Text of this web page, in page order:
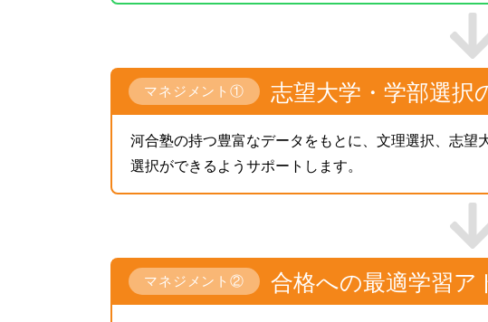
マネジメント① 志望大学・学部選択
河合塾の持つ豊富なデータをもとに、文理選択、志望
選択ができるようサポートします。
マネジメント② 合格への最適学習ア